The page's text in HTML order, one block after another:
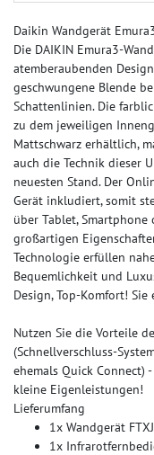
Daikin Wandgerät
Die DAIKIN Emura3-
atemberaubenden
geschwungene Blende
Schattenlinien. Die
zu dem jeweiligen
Mattschwarz erhältlich,
auch die Technik dieser
neuesten Stand. Der
Gerät inkludiert, somit
über Tablet, Smartphone
großartigen
Technologie erfüllen
Bequemlichkeit und
Design, Top-Komfort! Sie
Nutzen Sie die Vorteile
(Schnellverschluss-
ehemals Quick Connect)
kleine Eigenleistungen!
Lieferumfang
1x Wandgerät
1x